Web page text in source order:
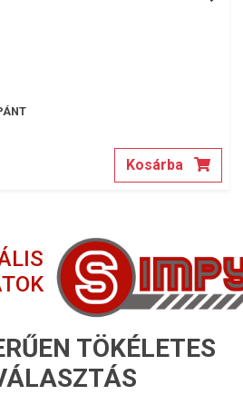
Kosárba
TÖKÉLETES